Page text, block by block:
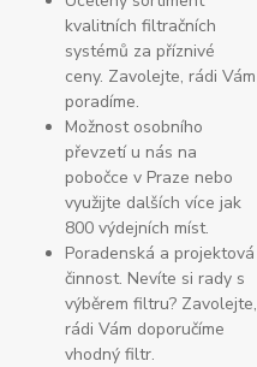
kvalitních filtračních
systémů za příznivé
ceny. Zavolejte, rádi Vám
poradíme.
Možnost osobního
převzetí u nás na
pobočce v Praze nebo
využijte dalších více jak
800 výdejních míst.
Poradenská a projektová
činnost. Nevíte si rady s
výběrem filtru? Zavolejte,
rádi Vám doporučíme
vhodný filtr.